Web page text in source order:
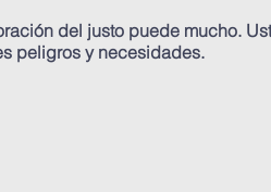
del justo puede mucho.
peligros y necesidades.